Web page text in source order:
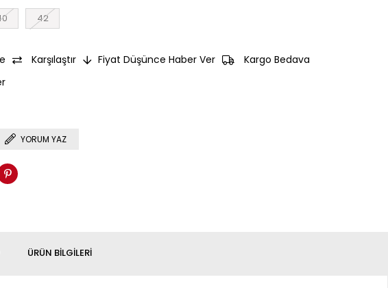
42
Karşılaştır Fiyat Düşünce Haber Ver
Kargo Bedava
YORUM YAZ
ÜRÜN BILGILERI